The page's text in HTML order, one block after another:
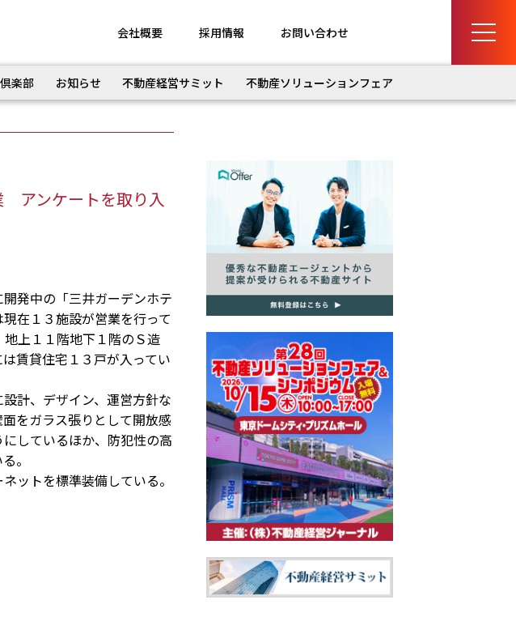
会社概要 採用情報 お問い合わせ
楽部 お知らせ 不動産経営サミット 不動産ソリューションフェア
アンケートを取り入
発中の「三井ガーデンホテ
在１３施設が営業を行って
上１１階地下１階のＳ造
賃貸住宅１３戸が入ってい
計、デザイン、運営方針な
をガラス張りとして開放感
しているほか、防犯性の高
。
ットを標準装備している。